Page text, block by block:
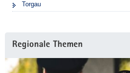
Torgau
Regionale Themen